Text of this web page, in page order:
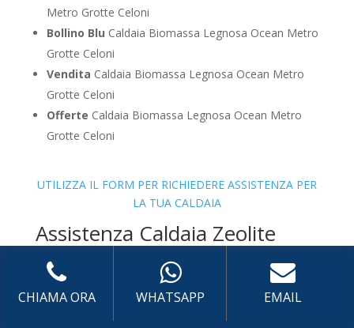
Metro Grotte Celoni
Bollino Blu Caldaia Biomassa Legnosa Ocean Metro
Grotte Celoni
Vendita Caldaia Biomassa Legnosa Ocean Metro
Grotte Celoni
Offerte Caldaia Biomassa Legnosa Ocean Metro
Grotte Celoni
UTILIZZA IL FORM PER RICHIEDERE ASSISTENZA PER
LA TUA CALDAIA
Assistenza Caldaia Zeolite
CHIAMA ORA WHATSAPP EMAIL